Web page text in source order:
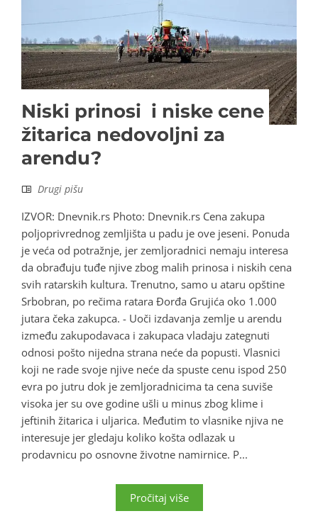
Niski prinosi i niske cene
žitarica nedovoljni za
arendu?
Drugi pišu
IZVOR: Dnevnik.rs Photo: Dnevnik.rs Cena zakupa
poljoprivrednog zemljišta u padu je ove jeseni. Ponuda
je veća od potražnje, jer zemljoradnici nemaju interesa
da obrađuju tuđe njive zbog malih prinosa i niskih cena
svih ratarskih kultura. Trenutno, samo u ataru opštine
Srbobran, po rečima ratara Đorđa Grujića oko 1.000
jutara čeka zakupca. - Uoči izdavanja zemlje u arendu
između zakupodavaca i zakupaca vladaju zategnuti
odnosi pošto nijedna strana neće da popusti. Vlasnici
koji ne rade svoje njive neće da spuste cenu ispod 250
evra po jutru dok je zemljoradnicima ta cena suviše
visoka jer su ove godine ušli u minus zbog klime i
jeftinih žitarica i uljarica. Međutim to vlasnike njiva ne
interesuje jer gledaju koliko košta odlazak u
prodavnicu po osnovne životne namirnice. P...
Pročitaj više